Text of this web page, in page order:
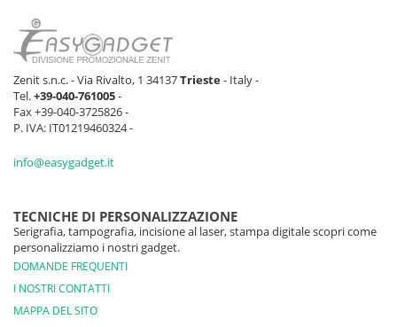
Zenit s.n.c. - Via Rivalto, 1 34137Trieste- Italy -
Tel.+39-040-761005-
Fax +39-040-3725826 -
P. IVA: IT01219460324 -
info@easygadget.it
TECNICHE DI PERSONALIZZAZIONE
Serigrafia, tampografia, incisione al laser, stampa digitale scopri come
personalizziamo i nostri gadget.
DOMANDE FREQUENTI
I NOSTRI CONTATTI
MAPPA DEL SITO